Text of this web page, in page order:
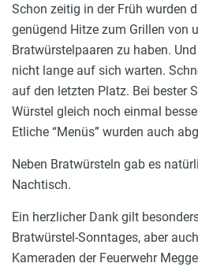
Schon zeitig in der Früh wurden
genügend Hitze zum Grillen von
Bratwürstelpaaren zu haben.
nicht lange auf sich warten.
auf den letzten Platz. Bei bester
Würstel gleich noch einmal
Etliche “Menüs” wurden auch
Neben Bratwürsteln gab es
Nachtisch.
Ein herzlicher Dank gilt
Bratwürstel-Sonntages, aber
Kameraden der Feuerwehr